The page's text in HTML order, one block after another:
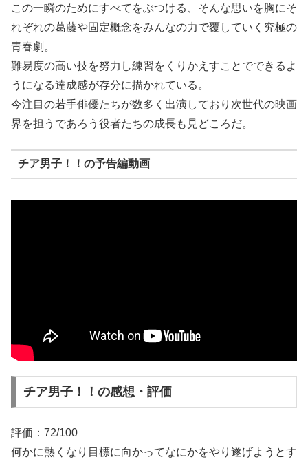
この一瞬のためにすべてをぶつける、そんな思いを胸にそ
れぞれの葛藤や固定概念をみんなの力で覆していく究極の
青春劇。
難易度の高い技を努力し練習をくりかえすことでできるよ
うになる達成感が存分に描かれている。
今注目の若手俳優たちが数多く出演しており次世代の映画
界を担うであろう役者たちの成長も見どころだ。
チア男子！！の予告編動画
チア男子！！の感想・評価
評価：72/100
何かに熱くなり目標に向かってなにかをやり遂げようとす